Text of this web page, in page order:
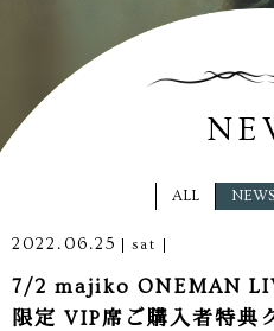
ALL NEWS
2022.06.25 sat
7/2 majiko ONEMAN
限定 VIP席ご購入者特典